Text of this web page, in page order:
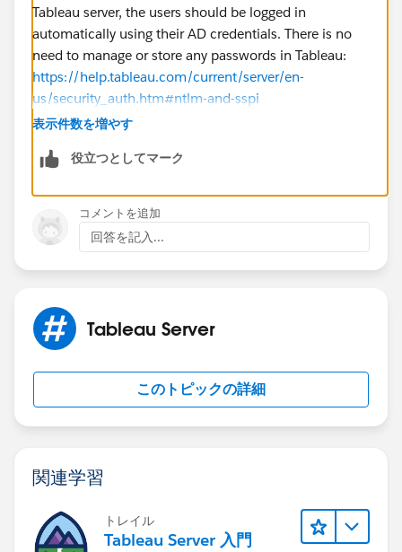
Tableau server, the users should be logged in
automatically using their AD credentials. There is no
need to manage or store any passwords in Tableau:
https://help.tableau.com/current/server/en-
us/security_auth.htm#ntlm-and-sspi
Maybe you have configured something incorrectly? Are
AD?
表示件数を増やす
役立つとしてマーク
コメントを追加
回答を記入...
Tableau Server
このトピックの詳細
関連学習
トレイル
Tableau Server 入門